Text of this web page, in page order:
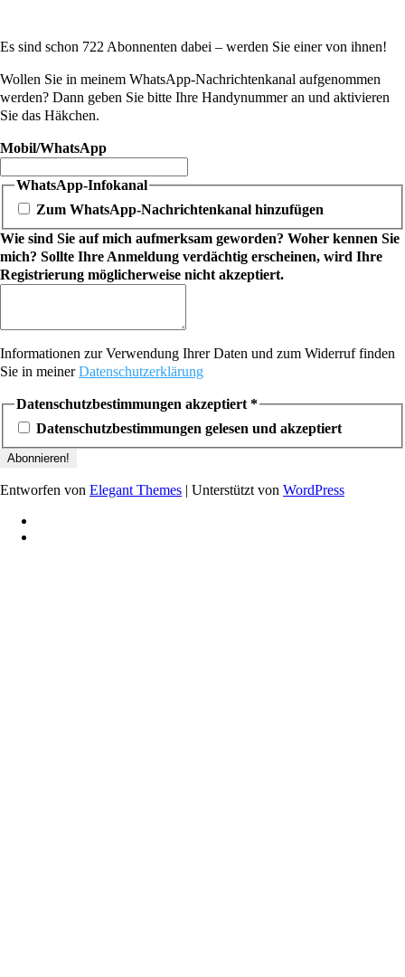
Es sind schon 722 Abonnenten dabei – werden Sie einer von ihnen!
Wollen Sie in meinem WhatsApp-Nachrichtenkanal aufgenommen
werden? Dann geben Sie bitte Ihre Handynummer an und aktivieren
Sie das Häkchen.
Mobil/WhatsApp
WhatsApp-Infokanal
Zum WhatsApp-Nachrichtenkanal hinzufügen
Wie sind Sie auf mich aufmerksam geworden? Woher kennen Sie
mich? Sollte Ihre Anmeldung verdächtig erscheinen, wird Ihre
Registrierung möglicherweise nicht akzeptiert.
Informationen zur Verwendung Ihrer Daten und zum Widerruf finden
Sie in meinerDatenschutzerklärung
Datenschutzbestimmungen akzeptiert *
Datenschutzbestimmungen gelesen und akzeptiert
Entworfen von Elegant Themes | Unterstützt von WordPress